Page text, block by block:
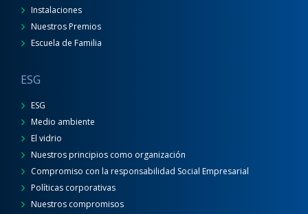
Instalaciones
Nuestros Premios
Escuela de Familia
ESG
ESG
Medio ambiente
El vidrio
Nuestros principios como organización
Compromiso con la responsabilidad Social Empresarial
Políticas corporativas
Nuestros compromisos